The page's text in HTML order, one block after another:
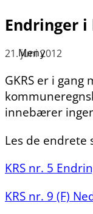
Endringer
21. juni 2012
GKRS er i
innebærer
Les de endrete
KRS nr. 5
KRS nr. 9 (F)